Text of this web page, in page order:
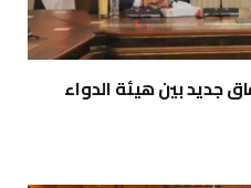
جديد بين هيئة الدواء